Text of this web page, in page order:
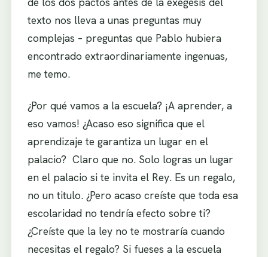
texto nos lleva a unas preguntas muy
complejas – preguntas que Pablo hubiera
encontrado extraordinariamente ingenuas,
me temo.
¿Por qué vamos a la escuela? ¡A aprender, a
eso vamos! ¿Acaso eso significa que el
aprendizaje te garantiza un lugar en el
palacio? Claro que no. Solo logras un lugar
en el palacio si te invita el Rey. Es un regalo,
no un titulo. ¿Pero acaso creíste que toda esa
escolaridad no tendría efecto sobre ti?
¿Creíste que la ley no te mostraría cuando
necesitas el regalo? Si fueses a la escuela